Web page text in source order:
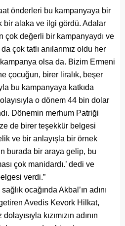
önderleri bu kampanyaya bir
bir alaka ve ilgi gördü. Adalar
çok değerli bir kampanyaydı ve
çok tatlı anılarımız oldu her
olsa da. Bizim Ermeni
çocuğun, birer liralık, beşer
bu kampanyaya katkıda
o dönem 44 bin dolar
Dönemin merhum Patriği
de birer teşekkür belgesi
ve bir anlayışla bir örnek
burada bir araya gelip, bu
çok manidardı.’ dedi ve
verdi.”
ocağında Akbal’ın adını
Avedis Kevork Hilkat,
kızımızın adının